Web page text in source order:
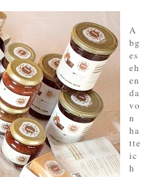
A
bg
es
eh
en
da
vo
n
ha
tte
ic
h